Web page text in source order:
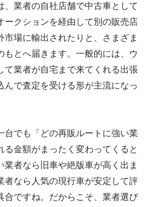
、業者の自社店舗で中古車として
ークションを経由して別の販売店
市場に輸出されたりと、さまざま
もとへ届きます。一般的には、ウ
て業者が自宅まで来てくれる出張
んで査定を受ける形が主流になっ
台でも「どの再販ルートに強い業
金額がまったく変わってくると
業者なら旧車や絶版車が高く出ま
者なら人気の現行車が安定して評
合ですね。だからこそ、業者選び